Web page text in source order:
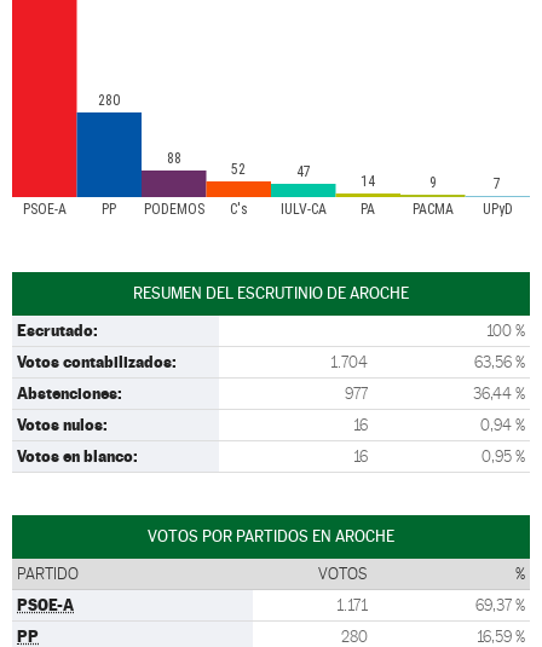
PSOE-A PP PODEMOS C's IULV-CA PA PACMA UPyD
280
88
52 47
14 9 7
RESUMEN DEL ESCRUTINIO DE AROCHE
Escrutado: 100 %
Votos contabilizados: 1.704 63,56 %
Abstenciones: 977 36,44 %
Votos nulos: 16 0,94 %
Votos en blanco: 16 0,95 %
VOTOS POR PARTIDOS EN AROCHE
PARTIDO VOTOS %
PSOE-A 1.171 69,37 %
PP 280 16,59 %